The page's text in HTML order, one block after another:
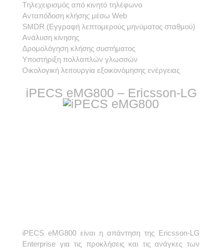
Tηλεχειρισμός από κινητό τηλέφωνο
Ανταπόδοση κλήσης μέσω Web
SMDR (Εγγραφή λεπτομερούς μηνύματος σταθμού)
Ανάλυση κίνησης
Δρομολόγηση κλήσης συστήματος
Υποστήριξη πολλαπλών γλωσσών
Οικολογική λειτουργία εξοικονόμησης ενέργειας
iPECS eMG800 – Ericsson-LG
iPECS eMG800 είναι η απάντηση της Ericsson-LG
Enterprise για τις προκλήσεις και τις ανάγκες των